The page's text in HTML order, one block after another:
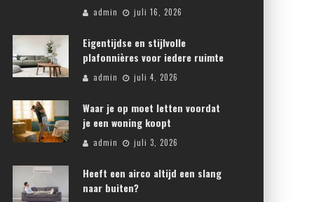
admin juli 16, 2026
Eigentijdse en stijlvolle
plafonnières voor iedere ruimte
admin juli 4, 2026
Waar je op moet letten voordat
je een woning koopt
admin juli 3, 2026
Heeft een airco altijd een slang
naar buiten?